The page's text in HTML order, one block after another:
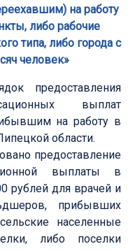
на работу
либо рабочие
типа, либо города с
человек»
предоставления
выплат
на работу в
области.
предоставление
выплаты в
рублей для врачей и
прибывших
населенные
либо поселки